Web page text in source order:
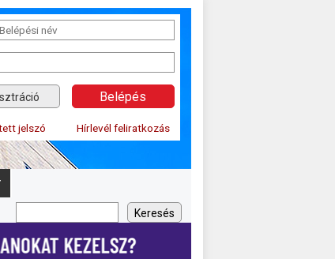
jelszó Hírlevél feliratkozás